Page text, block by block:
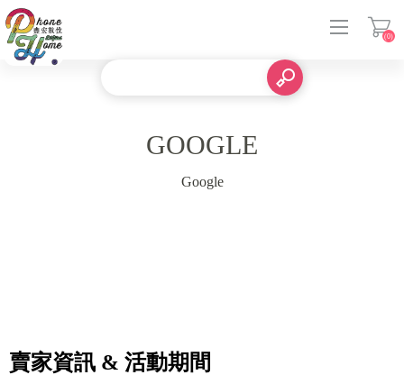
(0)
GOOGLE
Google
賣家資訊 & 活動期間